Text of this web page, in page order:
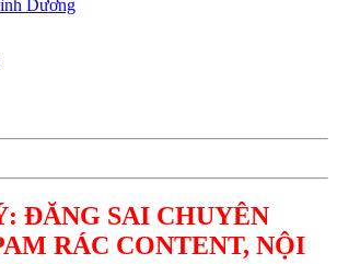
Dương
ĐĂNG SAI CHUYÊN
RÁC CONTENT, NỘI